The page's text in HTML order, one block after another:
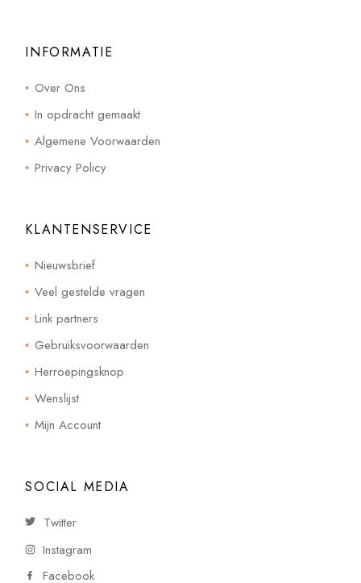
INFORMATIE
Over Ons
In opdracht gemaakt
Algemene Voorwaarden
Privacy Policy
KLANTENSERVICE
Nieuwsbrief
Veel gestelde vragen
Link partners
Gebruiksvoorwaarden
Herroepingsknop
Wenslijst
Mijn Account
SOCIAL MEDIA
Twitter
Instagram
Facebook